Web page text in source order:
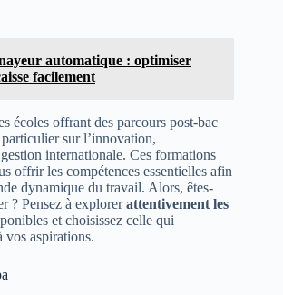
automatique : optimiser
facilement
écoles offrant des parcours post-bac
sur l’innovation,
internationale. Ces formations
offrir les compétences essentielles afin
dynamique du travail. Alors, êtes-
? Pensez à explorerattentivement les
et choisissez celle qui
vos aspirations.